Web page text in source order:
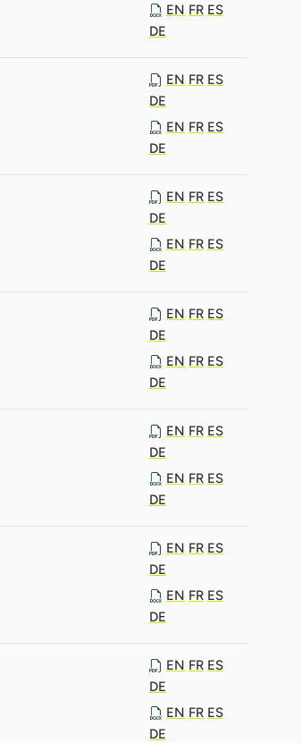
EN FR ES
DE
EN FR ES
DE
EN FR ES
DE
EN FR ES
DE
EN FR ES
DE
EN FR ES
DE
EN FR ES
DE
EN FR ES
DE
EN FR ES
DE
EN FR ES
DE
EN FR ES
DE
EN FR ES
DE
EN FR ES
DE